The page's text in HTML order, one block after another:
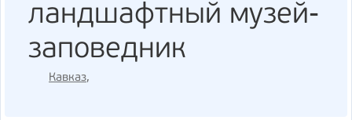
ландшафтный музей-
заповедник
Кавказ,